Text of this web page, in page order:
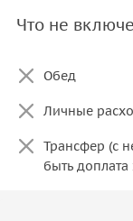
Что не
Обед
Личные
Трансфер (с
быть